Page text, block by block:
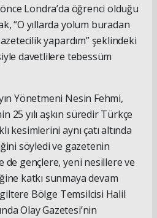
Londra’da öğrenci olduğu
“O yıllarda yolum buradan
yapardım” şeklindeki
davetlilere tebessüm
Yönetmeni Nesin Fehmi,
25 yılı aşkın süredir Türkçe
kesimlerini aynı çatı altında
söyledi ve gazetenin
gençlere, yeni nesillere ve
katkı sunmaya devam
Bölge Temsilcisi Halil
Olay Gazetesi’nin